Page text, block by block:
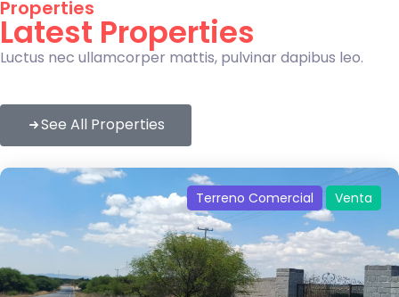
Properties
Latest Properties
Luctus nec ullamcorper mattis, pulvinar dapibus leo.
See All Properties
Terreno Comercial Venta